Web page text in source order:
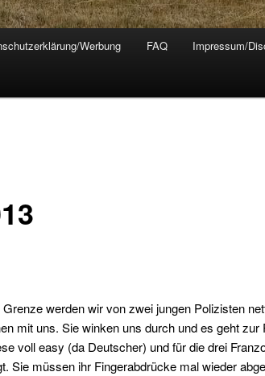
Werbung FAQ Impressum/
werden wir von zwei jungen Polizisten
mit uns. Sie winken uns durch und es geht zur
voll easy (da Deutscher) und für die drei
Sie müssen ihr Fingerabdrücke mal wieder